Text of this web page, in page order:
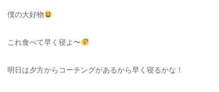
僕の大好物
これ食べて早く寝よ〜
明日は夕方からコーチングがあるから早く寝るかな！